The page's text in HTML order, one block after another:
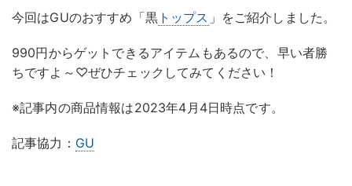
今回はGUのおすすめ「黒トップス 」をご紹介しました。
990円からゲットできるアイテムもあるので、早い者勝
ちですよ～♡ぜひチェックしてみてください！
※記事内の商品情報は2023年4月4日時点です。
記事協力： GU